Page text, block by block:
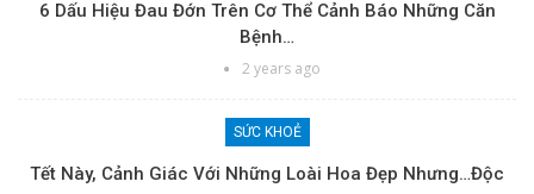
6 Dấu Hiệu Đau Đớn Trên Cơ Thể Cảnh Báo Những Căn
Bệnh…
2 years ago
SỨC KHOẺ
Tết Này, Cảnh Giác Với Những Loài Hoa Đẹp Nhưng…độc